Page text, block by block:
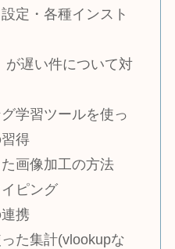
定・各種インスト
が遅い件について対
学習ツールを使っ
得
画像加工の方法
ピング
携
た集計(vlookupな